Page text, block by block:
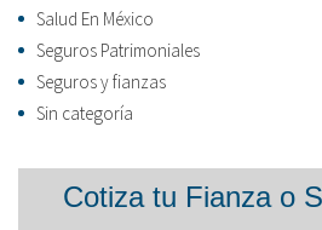
Salud En México
Seguros Patrimoniales
Seguros y fianzas
Sin categoría
Formulario
Cotiza tu Fianza o